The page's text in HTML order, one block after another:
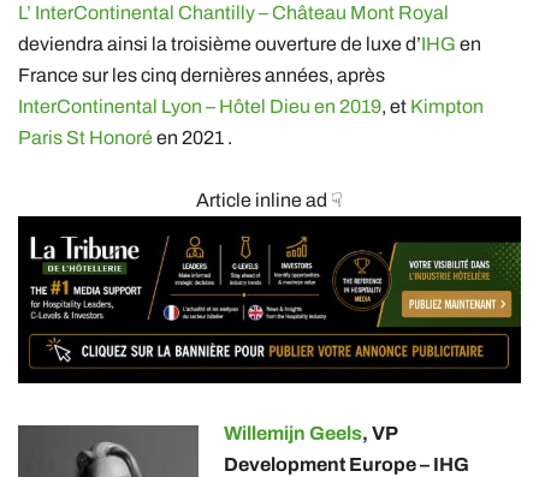
L’ InterContinental Chantilly – Château Mont Royal
deviendra ainsi la troisième ouverture de luxe d’IHG en
France sur les cinq dernières années, après
InterContinental Lyon – Hôtel Dieu en 2019, et Kimpton
Paris St Honoréen 2021 .
Article inline ad ☟
Willemijn Geels, VP
Development Europe – IHG